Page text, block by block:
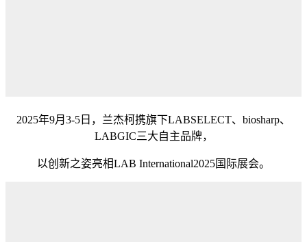
2025年9月3-5日，兰杰柯携旗下LABSELECT、biosharp、
LABGIC三大自主品牌，
以创新之姿亮相LAB International2025国际展会。